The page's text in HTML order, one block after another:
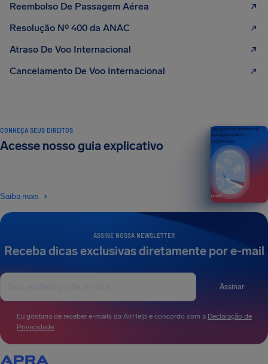
Reembolso De Passagem Aérea
Resolução Nº 400 da ANAC
Atraso De Voo Internacional
Cancelamento De Voo Internacional
ASSINE NOSSA NEWSLETTER
Receba dicas exclusivas diretamente por e-mail
Assinar
Eu gostaria de receber e-mails da AirHelp e concordo com a Declaração de
Privacidade.
CONHEÇA SEUS DIREITOS
Acesse nosso guia explicativo
Saiba mais
Seu guia dos direitos do
passageiro aéreo
EDIÇÃO 2026